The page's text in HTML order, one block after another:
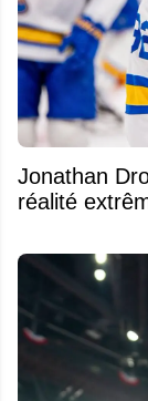
Jonathan
réalité